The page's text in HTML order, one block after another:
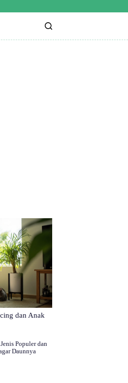
dan Anak
Populer dan
Daunnya